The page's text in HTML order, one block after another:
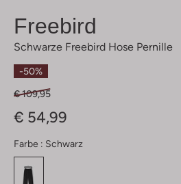
Freebird
Schwarze Freebird Hose Pernille
-50%
€ 109,95
€ 54,99
Farbe : Schwarz